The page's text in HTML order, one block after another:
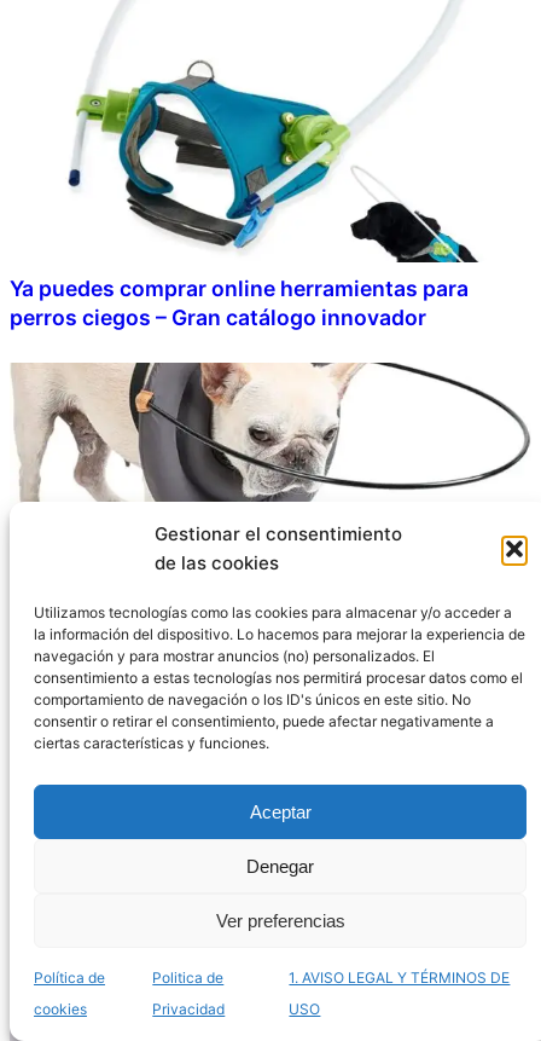
Gestionar el consentimiento
de las cookies
Utilizamos tecnologías como las cookies para almacenar y/o acceder a
la información del dispositivo. Lo hacemos para mejorar la experiencia de
navegación y para mostrar anuncios (no) personalizados. El
consentimiento a estas tecnologías nos permitirá procesar datos como el
comportamiento de navegación o los ID's únicos en este sitio. No
consentir o retirar el consentimiento, puede afectar negativamente a
ciertas características y funciones.
Aceptar
Denegar
Ver preferencias
Política de
cookies
Politica de
Privacidad
1. AVISO LEGAL Y TÉRMINOS DE
USO
Ya puedes comprar online herramientas para
perros ciegos – Gran catálogo innovador
Selección de collares para perros ciegos para
comprar online – Los más innovadores